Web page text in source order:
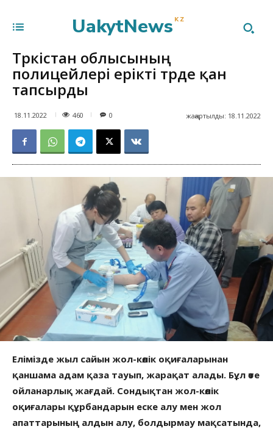
UakytNews KZ
Түркістан облысының
полицейлері ерікті түрде қан
тапсырды
18.11.2022 460 жаңартылды: 18.11.2022
0
Елімізде жыл сайын жол-көлік оқиғаларынан
қаншама адам қаза тауып, жарақат алады. Бұл өте
ойланарлық жағдай. Сондықтан жол-көлік
оқиғалары құрбандарын еске алу мен жол
апаттарының алдын алу, болдырмау мақсатында,